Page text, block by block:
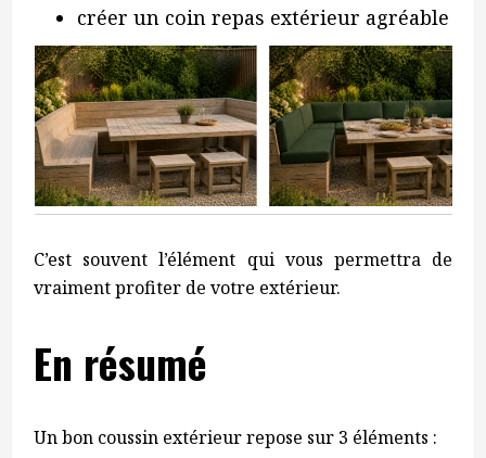
créer un coin repas extérieur agréable
C’est souvent l’élément qui vous permettra de
vraiment profiter de votre extérieur.
En résumé
Un bon coussin extérieur repose sur 3 éléments :